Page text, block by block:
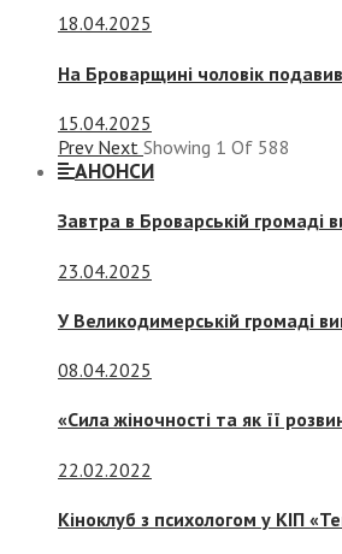
18.04.2025
На Броварщині чоловік
15.04.2025
Prev Next Showing 1 Of 588
АНОНСИ
Завтра в Броварській громаді
23.04.2025
У Великодимерській громаді
08.04.2025
«Сила жіночності та як її
22.02.2022
Кіноклуб з психологом у КІП